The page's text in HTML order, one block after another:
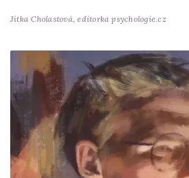
Jitka Cholastová,editorka psychologie.cz